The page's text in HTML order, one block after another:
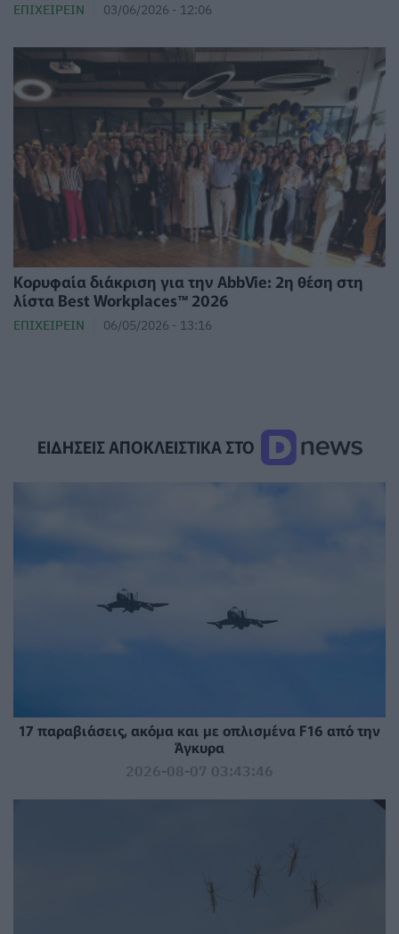
ΕΠΙΧΕΙΡΕΊΝ 03/06/2026 - 12:06
Κορυφαία διάκριση για την AbbVie: 2η θέση στη
λίστα Best Workplaces™ 2026
ΕΠΙΧΕΙΡΕΊΝ 06/05/2026 - 13:16
ΕΙΔΗΣΕΙΣ ΑΠΟΚΛΕΙΣΤΙΚΑ ΣΤΟ
17 παραβιάσεις, ακόμα και με οπλισμένα F16 από την
Άγκυρα
2026-08-07 03:43:46